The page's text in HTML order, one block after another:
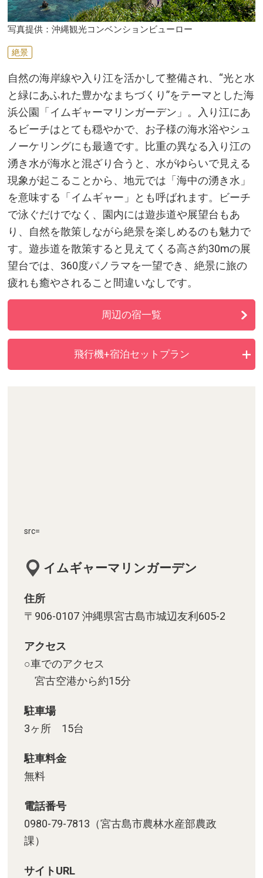
写真提供：沖縄観光コンベンションビューロー
絶景
自然の海岸線や入り江を活かして整備され、“光と水
と緑にあふれた豊かなまちづくり”をテーマとした海
浜公園「イムギャーマリンガーデン」。入り江にあ
るビーチはとても穏やかで、お子様の海水浴やシュ
ノーケリングにも最適です。比重の異なる入り江の
湧き水が海水と混ざり合うと、水がゆらいで見える
現象が起こることから、地元では「海中の湧き水」
を意味する「イムギャー」とも呼ばれます。ビーチ
で泳ぐだけでなく、園内には遊歩道や展望台もあ
り、自然を散策しながら絶景を楽しめるのも魅力で
す。遊歩道を散策すると見えてくる高さ約30mの展
望台では、360度パノラマを一望でき、絶景に旅の
疲れも癒やされること間違いなしです。
周辺の宿一覧
飛行機+宿泊セットプラン
src=
イムギャーマリンガーデン
住所
〒906-0107 沖縄県宮古島市城辺友利605-2
アクセス
○車でのアクセス
宮古空港から約15分
駐車場
3ヶ所 15台
駐車料金
無料
電話番号
0980-79-7813（宮古島市農林水産部農政
課）
サイトURL